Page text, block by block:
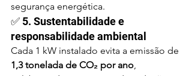
segurança energética.
✅ 5. Sustentabilidade e
responsabilidade ambiental
Cada 1 kW instalado evita a emissão de
1,3 tonelada de CO₂ por ano,